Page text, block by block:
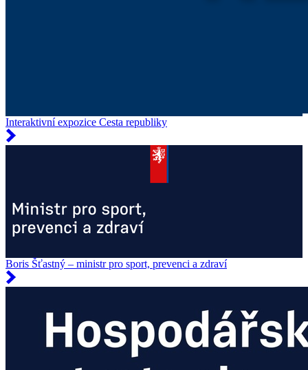
Interaktivní expozice Cesta republiky
Boris Šťastný – ministr pro sport, prevenci a zdraví